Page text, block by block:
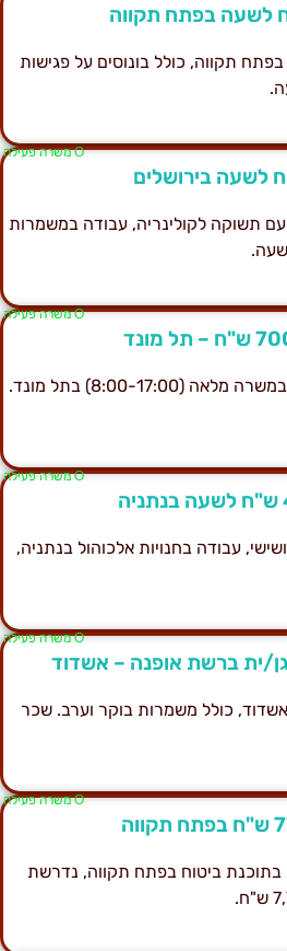
תקווה, כולל בונוסים על פגישות
Ο משרה פעילה
תשוקה לקולינריה, עבודה במשמרות
Ο משרה פעילה
דרוש/ה פקיד/ת מחסן טכני במשרה מלאה (8:00-17:00) בתל מונד.
Ο משרה פעילה
עבודה בחנויות אלכוהול בנתניה,
Ο משרה פעילה
ית ברשת אופנה – אשדוד
כולל משמרות בוקר וערב. שכר
Ο משרה פעילה
ביטוח בפתח תקווה, נדרשת